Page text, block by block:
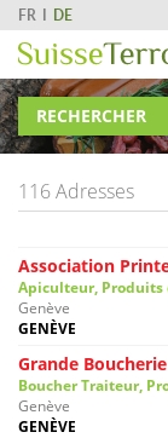
FR DE
RECHERCHER
116 Adresses
Association
Apiculteur, Produits
Genève
GENÈVE
Grande
Boucher Traiteur,
Genève
GENÈVE